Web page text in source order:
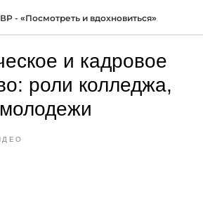
- «Посмотреть и вдохновиться»
и кадровое
роли колледжа,